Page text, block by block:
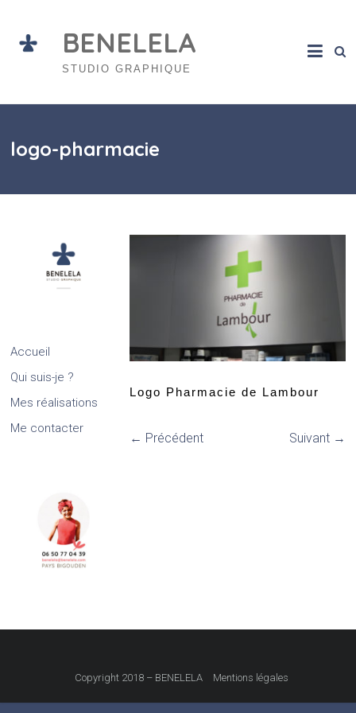
content
BENELELA
STUDIO GRAPHIQUE
logo-pharmacie
Logo Pharmacie de Lambour
← Précédent Suivant →
Accueil
Qui suis-je ?
Mes réalisations
Me contacter
Copyright 2018 – BENELELA Mentions légales